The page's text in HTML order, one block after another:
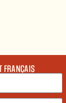
FRANÇAIS